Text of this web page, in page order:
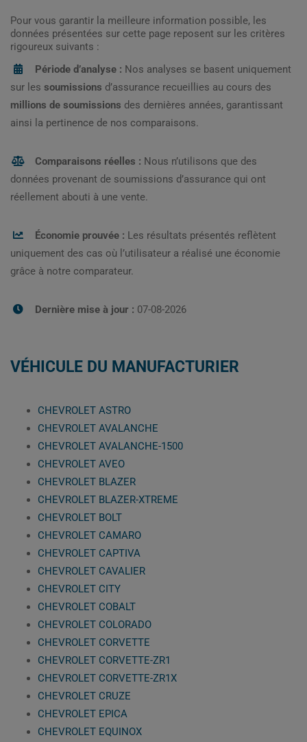
Pour vous garantir la meilleure information possible, les
données présentées sur cette page reposent sur les critères
rigoureux suivants :
Période d’analyse : Nos analyses se basent uniquement
sur les soumissions d’assurance recueillies au cours des
millions de soumissions des dernières années, garantissant
ainsi la pertinence de nos comparaisons.
Comparaisons réelles : Nous n’utilisons que des
données provenant de soumissions d’assurance qui ont
réellement abouti à une vente.
Économie prouvée : Les résultats présentés reflètent
uniquement des cas où l’utilisateur a réalisé une économie
grâce à notre comparateur.
Dernière mise à jour : 07-08-2026
VÉHICULE DU MANUFACTURIER
CHEVROLET ASTRO
CHEVROLET AVALANCHE
CHEVROLET AVALANCHE-1500
CHEVROLET AVEO
CHEVROLET BLAZER
CHEVROLET BLAZER-XTREME
CHEVROLET BOLT
CHEVROLET CAMARO
CHEVROLET CAPTIVA
CHEVROLET CAVALIER
CHEVROLET CITY
CHEVROLET COBALT
CHEVROLET COLORADO
CHEVROLET CORVETTE
CHEVROLET CORVETTE-ZR1
CHEVROLET CORVETTE-ZR1X
CHEVROLET CRUZE
CHEVROLET EPICA
CHEVROLET EQUINOX